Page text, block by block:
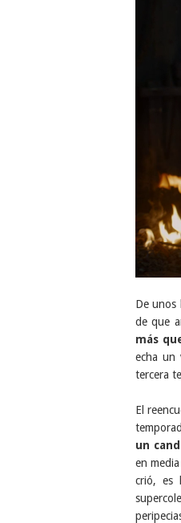
De unos
de que
más
echa un
tercera
El
un
en
crió, es